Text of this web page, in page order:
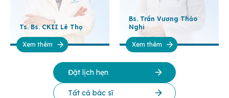
Ts. Bs. CKII Lê Thọ
Xem thêm
Bs. Trần Vương Thảo
Nghi
Xem thêm
Đặt lịch hẹn
Tất cả bác sĩ